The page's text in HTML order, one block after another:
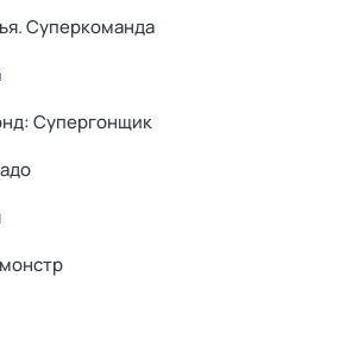
Суперкоманда
Супергонщик